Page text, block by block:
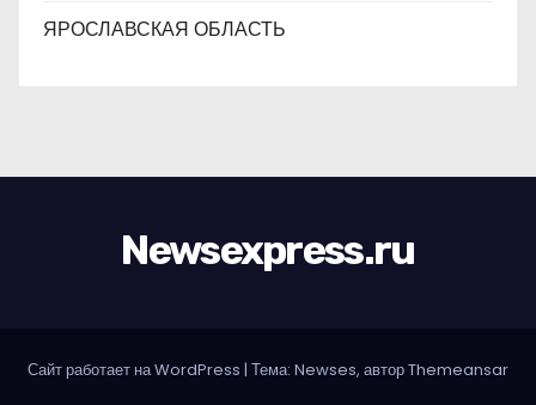
ЯРОСЛАВСКАЯ ОБЛАСТЬ
Newsexpress.ru
Сайт работает на WordPress | Тема: Newses, авторThemeansar